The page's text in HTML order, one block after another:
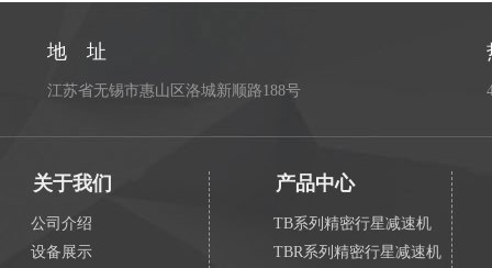
地 址
江苏省无锡市惠山区洛城新顺路188号
关于我们
公司介绍
设备展示
产品中心
TB系列精密行星减速机
TBR系列精密行星减速机